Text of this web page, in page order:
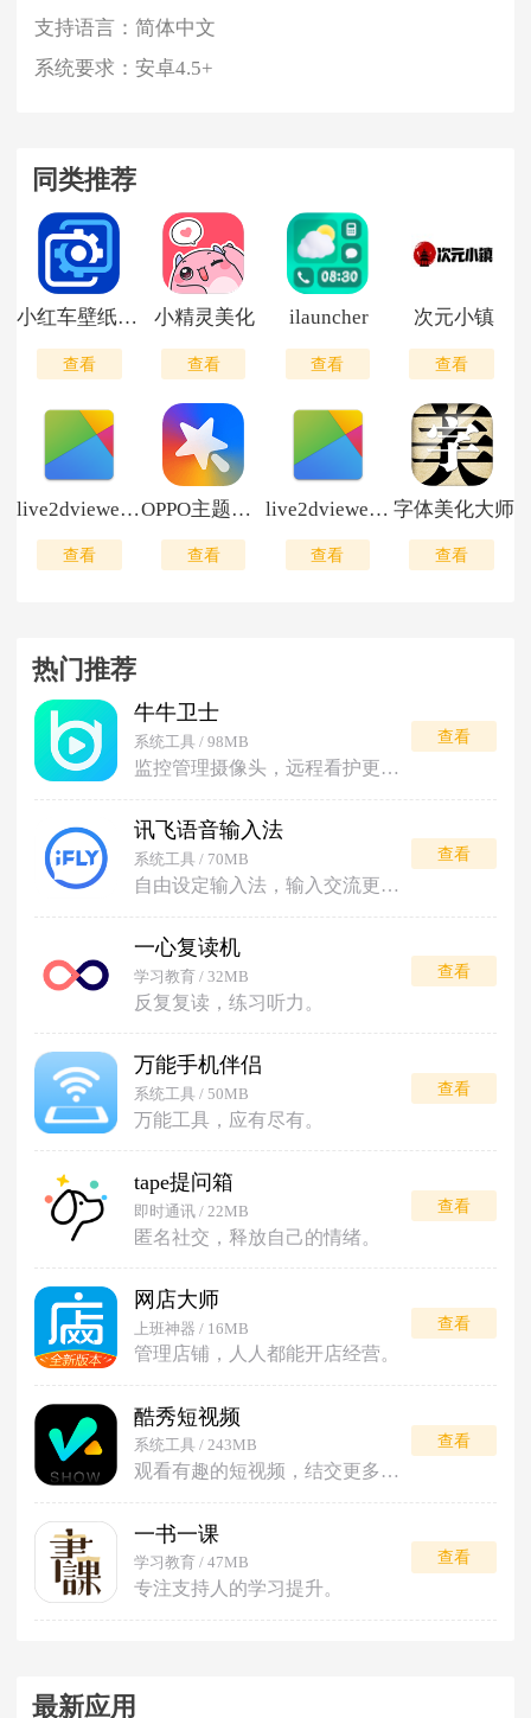
支持语言：简体中文
系统要求：安卓4.5+
同类推荐
小红车壁纸引擎
查看
小精灵美化
查看
ilauncher
查看
次元小镇
查看
live2dviewerex
查看
OPPO主题商店最新版
查看
live2dviewerex手机版
查看
字体美化大师
查看
热门推荐
牛牛卫士
系统工具 / 98MB
监控管理摄像头，远程看护更安心。
查看
讯飞语音输入法
系统工具 / 70MB
自由设定输入法，输入交流更便利。
查看
一心复读机
学习教育 / 32MB
反复复读，练习听力。
查看
万能手机伴侣
系统工具 / 50MB
万能工具，应有尽有。
查看
tape提问箱
即时通讯 / 22MB
匿名社交，释放自己的情绪。
查看
网店大师
上班神器 / 16MB
管理店铺，人人都能开店经营。
查看
酷秀短视频
系统工具 / 243MB
观看有趣的短视频，结交更多朋友。
查看
一书一课
学习教育 / 47MB
专注支持人的学习提升。
查看
最新应用